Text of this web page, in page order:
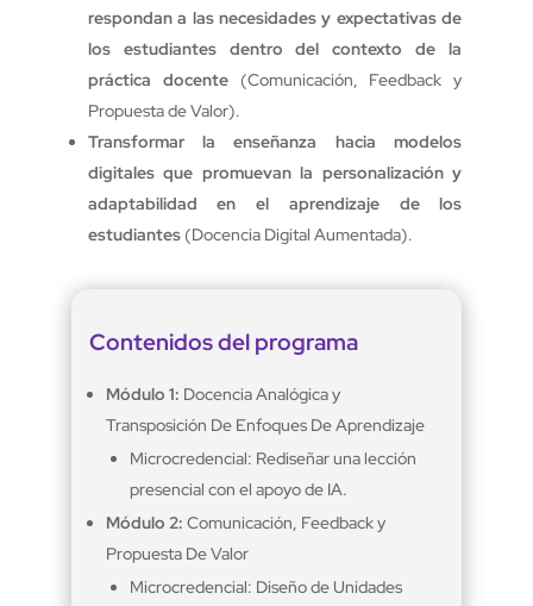
respondan a las necesidades y expectativas de
los estudiantes dentro del contexto de la
práctica docente(Comunicación, Feedback y
Propuesta de Valor).
Transformar la enseñanza hacia modelos
digitales que promuevan la personalización y
adaptabilidad en el aprendizaje de los
estudiantes(Docencia Digital Aumentada).
Contenidos del programa
Módulo 1: Docencia Analógica y
Transposición De Enfoques De Aprendizaje
Microcredencial: Rediseñar una lección
presencial con el apoyo de IA.
Módulo 2: Comunicación, Feedback y
Propuesta De Valor
Microcredencial: Diseño de Unidades